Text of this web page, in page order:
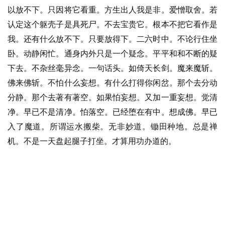
音
高
僧
访
谈
心
乐
菩
提
以放不下。只因将它看重。方生出人我是非。爱憎取舍。若
认定这个躯壳子是具死尸。不去宝贵它。根本不把它看作是
我。还有什么放不下。只要放得下。二六时中。不论行住坐
卧。动静闲忙。通身内外只是一个疑念。平平和和不断的疑
下去。不杂丝毫异念。一句话头。如倚天长剑。魔来魔斩。
佛来佛斩。不怕什么妄想。有什么打得你闲岔。那个去分动
分静。那个去著有著空。如果怕妄想。又加一重妄想。觉清
净。早已不是清净。怕落空。已经堕在有中。想成佛。早已
入了魔道。所谓运水搬柴。无非妙道。锄田种地。总是禅
机。不是一天盘起腿子打坐。才算用功办道的。